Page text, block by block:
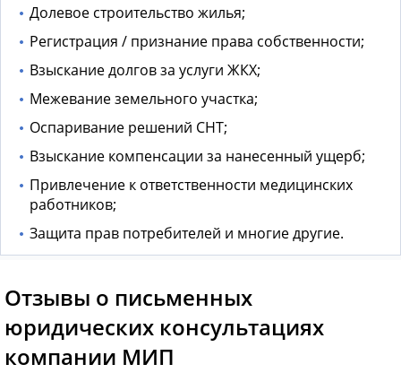
Долевое строительство жилья;
Регистрация / признание права собственности;
Взыскание долгов за услуги ЖКХ;
Межевание земельного участка;
Оспаривание решений СНТ;
Взыскание компенсации за нанесенный ущерб;
Привлечение к ответственности медицинских
работников;
Защита прав потребителей и многие другие.
Отзывы о письменных
юридических консультациях
компании МИП